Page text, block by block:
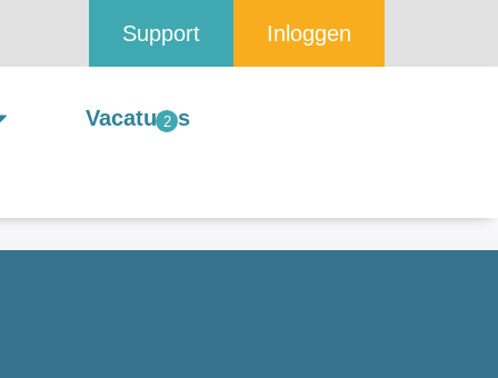
Support Inloggen
Vacatures